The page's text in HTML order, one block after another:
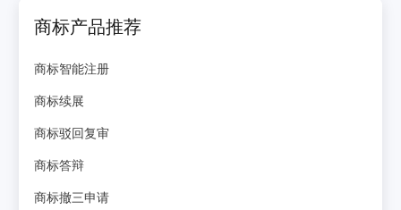
商标产品推荐
商标智能注册
商标续展
商标驳回复审
商标答辩
商标撤三申请